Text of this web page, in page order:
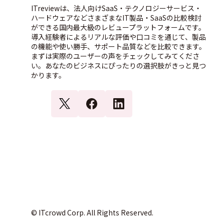
ITreviewは、法人向けSaaS・テクノロジーサービス・
ハードウェアなどさまざまなIT製品・SaaSの比較検討
ができる国内最大級のレビュープラットフォームです。
導入経験者によるリアルな評価や口コミを通じて、製品
の機能や使い勝手、サポート品質などを比較できます。
まずは実際のユーザーの声をチェックしてみてくださ
い。あなたのビジネスにぴったりの選択肢がきっと見つ
かります。
© ITcrowd Corp. All Rights Reserved.